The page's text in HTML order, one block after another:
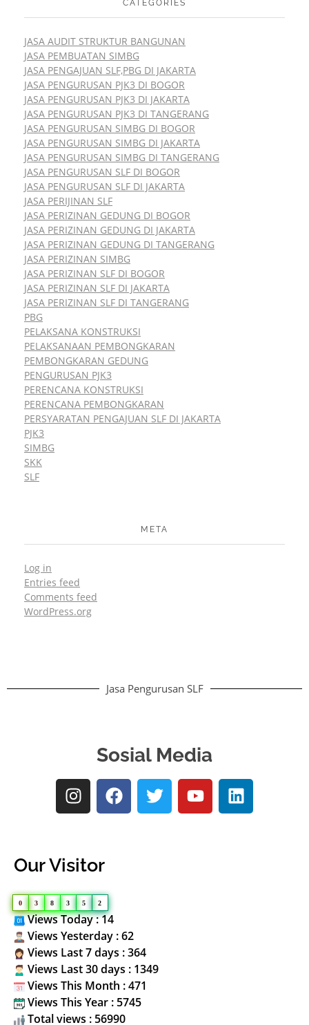
CATEGORIES
JASA AUDIT STRUKTUR BANGUNAN
JASA PEMBUATAN SIMBG
JASA PENGAJUAN SLF,PBG DI JAKARTA
JASA PENGURUSAN PJK3 DI BOGOR
JASA PENGURUSAN PJK3 DI JAKARTA
JASA PENGURUSAN PJK3 DI TANGERANG
JASA PENGURUSAN SIMBG DI BOGOR
JASA PENGURUSAN SIMBG DI JAKARTA
JASA PENGURUSAN SIMBG DI TANGERANG
JASA PENGURUSAN SLF DI BOGOR
JASA PENGURUSAN SLF DI JAKARTA
JASA PERIJINAN SLF
JASA PERIZINAN GEDUNG DI BOGOR
JASA PERIZINAN GEDUNG DI JAKARTA
JASA PERIZINAN GEDUNG DI TANGERANG
JASA PERIZINAN SIMBG
JASA PERIZINAN SLF DI BOGOR
JASA PERIZINAN SLF DI JAKARTA
JASA PERIZINAN SLF DI TANGERANG
PBG
PELAKSANA KONSTRUKSI
PELAKSANAAN PEMBONGKARAN
PEMBONGKARAN GEDUNG
PENGURUSAN PJK3
PERENCANA KONSTRUKSI
PERENCANA PEMBONGKARAN
PERSYARATAN PENGAJUAN SLF DI JAKARTA
PJK3
SIMBG
SKK
SLF
META
Log in
Entries feed
Comments feed
WordPress.org
Jasa Pengurusan SLF
Sosial Media
Our Visitor
0 3 8 3 5 2
Views Today : 14
Views Yesterday : 62
Views Last 7 days : 364
Views Last 30 days : 1349
Views This Month : 471
Views This Year : 5745
Total views : 56990